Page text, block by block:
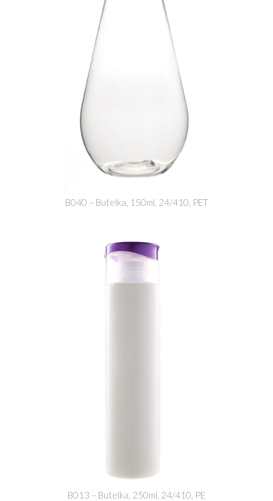
B040 – Butelka, 150ml, 24/410, PET
B013 – Butelka, 250ml, 24/410, PE